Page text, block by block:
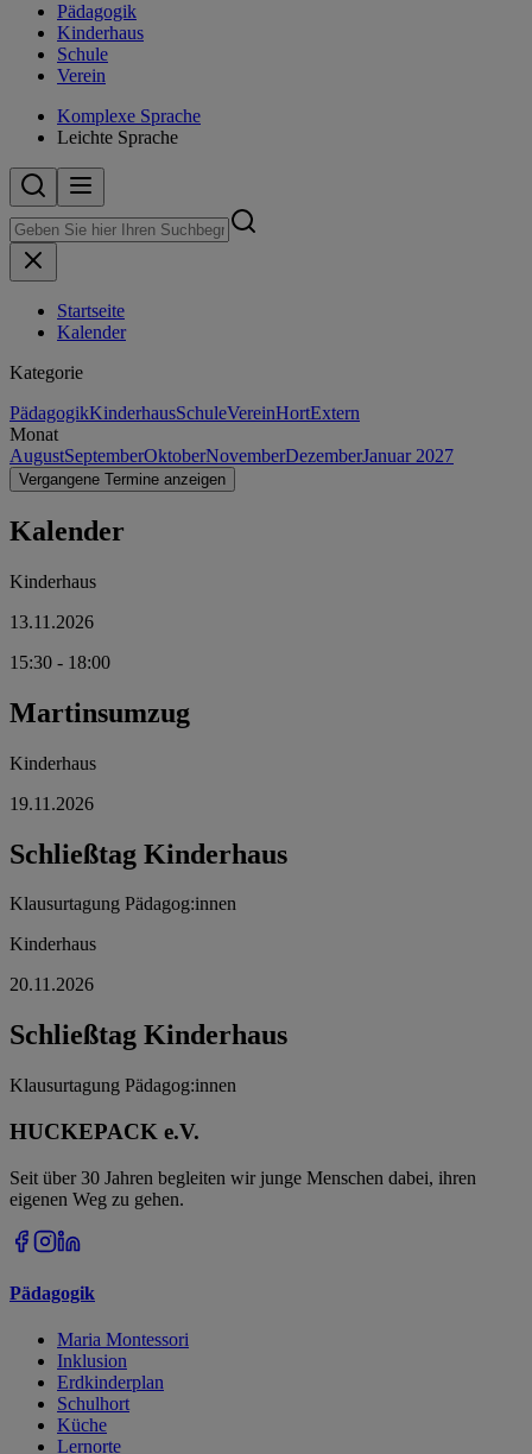
Pädagogik
Kinderhaus
Schule
Verein
Komplexe Sprache
Leichte Sprache
Startseite
Kalender
Kategorie
PädagogikKinderhausSchuleVereinHortExtern
Monat
AugustSeptemberOktoberNovemberDezemberJanuar 2027
Vergangene Termine anzeigen
Kalender
Kinderhaus
13.11.2026
15:30 - 18:00
Martinsumzug
Kinderhaus
19.11.2026
Schließtag Kinderhaus
Klausurtagung Pädagog:innen
Kinderhaus
20.11.2026
Schließtag Kinderhaus
Klausurtagung Pädagog:innen
HUCKEPACK e.V.
Seit über 30 Jahren begleiten wir junge Menschen dabei, ihren
eigenen Weg zu gehen.
Pädagogik
Maria Montessori
Inklusion
Erdkinderplan
Schulhort
Küche
Lernorte